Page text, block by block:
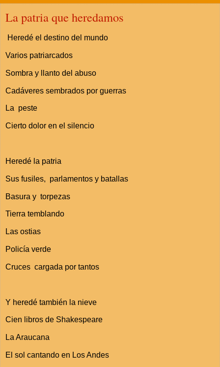
La patria que heredamos
Heredé el destino del mundo
Varios patriarcados
Sombra y llanto del abuso
Cadáveres sembrados por guerras
La peste
Cierto dolor en el silencio
Heredé la patria
Sus fusiles, parlamentos y batallas
Basura y torpezas
Tierra temblando
Las ostias
Policía verde
Cruces cargada por tantos
Y heredé también la nieve
Cien libros de Shakespeare
La Araucana
El sol cantando en Los Andes